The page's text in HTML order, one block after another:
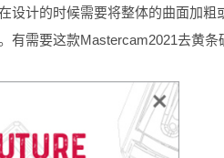
设计的时候需要将整体的曲面加粗
有需要这款Mastercam2021去黄